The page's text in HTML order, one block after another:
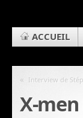
ACCUEIL
« Interview de
X-men